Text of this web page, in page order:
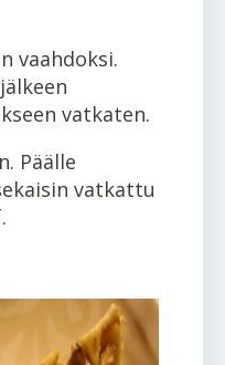
vaahdoksi.
vatkaten.
Päälle
vatkattu